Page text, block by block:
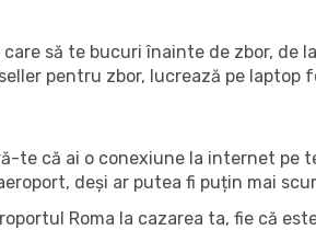
să te bucuri înainte de zbor, de
pentru zbor, lucrează pe
te că ai o conexiune la internet pe
deși ar putea fi puțin mai
Roma la cazarea ta, fie că